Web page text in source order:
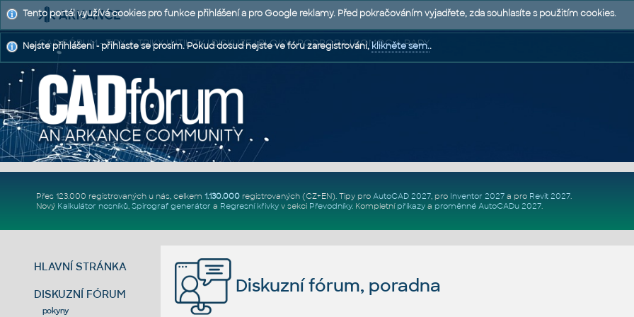
CAD FÓRUM - TIPY A TRIKY | UTILITY | DISKUZE | BLOKY | PODPORA | POMOC A RADY
Přes 123.000 registrovaných u nás, celkem 1.130.000registrovaných (CZ+EN). Tipy pro AutoCAD 2027, pro Inventor 2027a pro Revit 2027.
Nový Kalkulátor nosníků, Spirograf generátor a Regresní křivkyv sekci Převodníky. Kompletní příkazya proměnné AutoCADu 2027.
HLAVNÍ STRÁNKA
DISKUZNÍ FÓRUM
pokyny
Diskuzní fórum, poradna
Tento portál využívá cookies pro funkce přihlášení a pro Google reklamy. Před pokračováním vyjadřete, zda souhlasíte s použitím cookies.
Nejste přihlášeni - přihlaste se prosím. Pokud dosud nejste ve fóru zaregistrováni,klikněte sem..